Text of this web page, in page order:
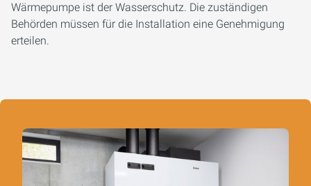
Wärmepumpe ist der Wasserschutz. Die zuständigen
Behörden müssen für die Installation eine Genehmigung
erteilen.